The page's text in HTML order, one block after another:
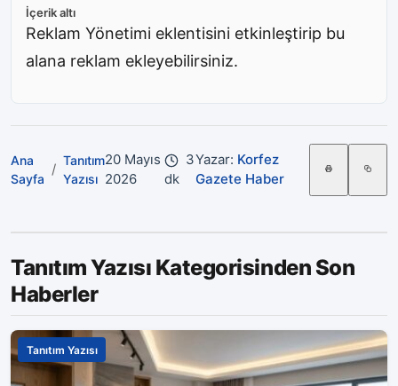
İçerik altı
Reklam Yönetimi eklentisini etkinleştirip bu
alana reklam ekleyebilirsiniz.
Ana
Sayfa
/
Tanıtım
Yazısı
20 Mayıs
2026
3
dk
Yazar: Korfez
Gazete Haber
Tanıtım Yazısı Kategorisinden Son
Haberler
Tanıtım Yazısı